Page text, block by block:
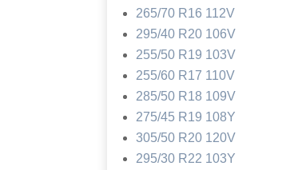
265/70 R16 112V
295/40 R20 106V
255/50 R19 103V
255/60 R17 110V
285/50 R18 109V
275/45 R19 108Y
305/50 R20 120V
295/30 R22 103Y